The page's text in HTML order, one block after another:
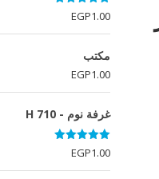
تم التقييم
5.00
من 5
EGP1.00
مكتب
EGP1.00
غرفة نوم - H 710
تم التقييم
5.00
من 5
EGP1.00